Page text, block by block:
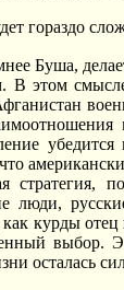
гораздо
Буша,
В этом
люди,
курды
осталась